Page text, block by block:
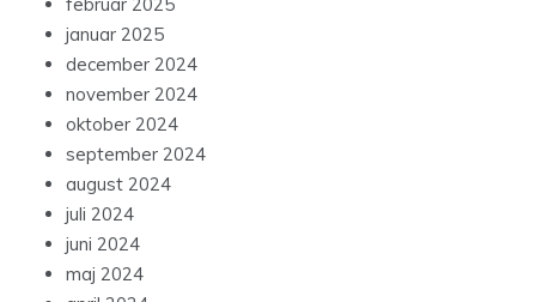
januar 2025
december 2024
november 2024
oktober 2024
september 2024
august 2024
juli 2024
juni 2024
maj 2024